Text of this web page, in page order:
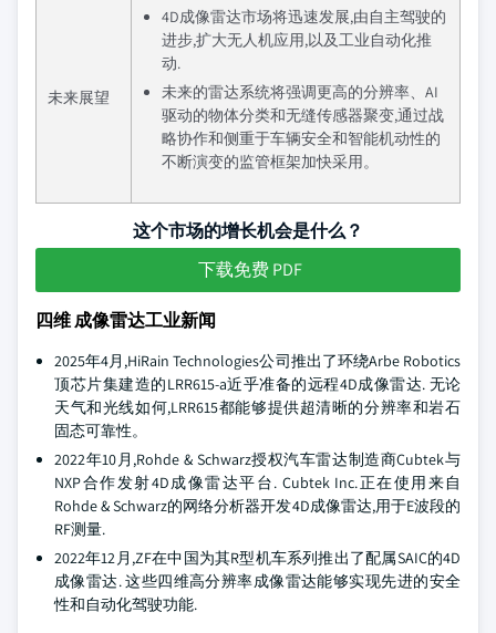
未来展望
4D成像雷达市场将迅速发展,由自主驾驶的
进步,扩大无人机应用,以及工业自动化推
动.
未来的雷达系统将强调更高的分辨率、AI
驱动的物体分类和无缝传感器聚变,通过战
略协作和侧重于车辆安全和智能机动性的
不断演变的监管框架加快采用。
这个市场的增长机会是什么？
下载免费 PDF
四维 成像雷达工业新闻
2025年4月,HiRain Technologies公司推出了环绕Arbe Robotics
顶芯片集建造的LRR615-a近乎准备的远程4D成像雷达. 无论
天气和光线如何,LRR615都能够提供超清晰的分辨率和岩石
固态可靠性。
2022年10月,Rohde & Schwarz授权汽车雷达制造商Cubtek与
NXP合作发射4D成像雷达平台. Cubtek Inc.正在使用来自
Rohde & Schwarz的网络分析器开发4D成像雷达,用于E波段的
RF测量.
2022年12月,ZF在中国为其R型机车系列推出了配属SAIC的4D
成像雷达. 这些四维高分辨率成像雷达能够实现先进的安全
性和自动化驾驶功能.